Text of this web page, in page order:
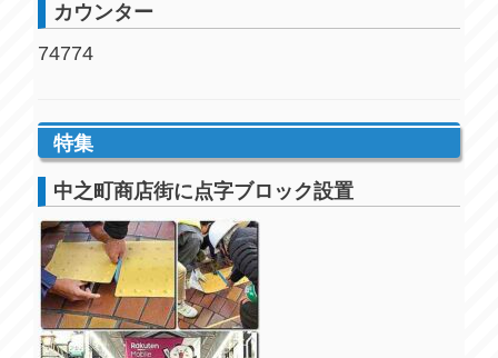
カウンター
74774
特集
中之町商店街に点字ブロック設置